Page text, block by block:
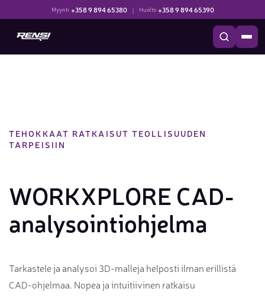
Myynti +358 9 894 65380 | Huolto +358 9 894 65390
TEHOKKAAT RATKAISUT TEOLLISUUDEN
TARPEISIIN
WORKXPLORE CAD-
analysointiohjelma
Tarkastele ja analysoi 3D-malleja helposti ilman erillistä
CAD-ohjelmaa. Nopea ja intuitiivinen ratkaisu